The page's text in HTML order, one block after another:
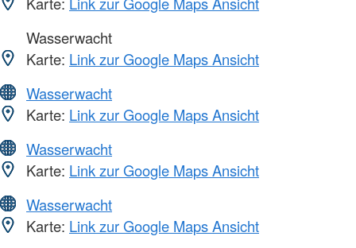
Wasserwacht
Karte: Link zur Google Maps Ansicht
Wasserwacht
Karte: Link zur Google Maps Ansicht
Wasserwacht
Karte: Link zur Google Maps Ansicht
Wasserwacht
Karte: Link zur Google Maps Ansicht